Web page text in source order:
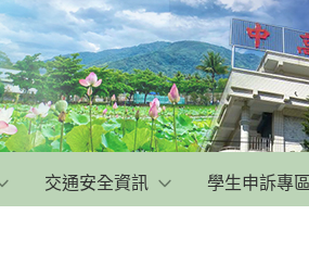
交通安全資訊 學生申訴專區